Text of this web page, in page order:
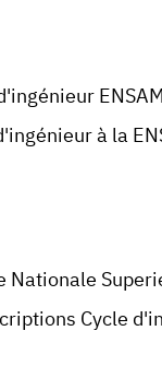
à la
Nationale
Cycle